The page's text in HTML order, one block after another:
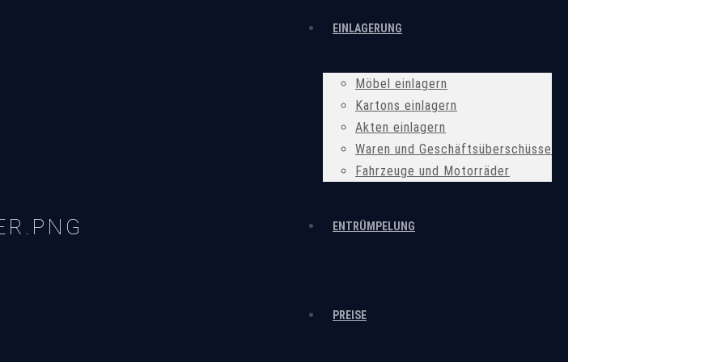
EINLAGERUNG
Möbel einlagern
Kartons einlagern
Akten einlagern
Waren und Geschäftsüberschüsse
Fahrzeuge und Motorräder
ENTRÜMPELUNG
PREISE